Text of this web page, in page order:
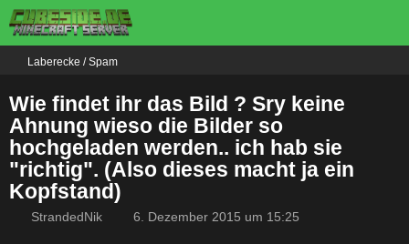
Laberecke / Spam
Wie findet ihr das Bild ? Sry keine
Ahnung wieso die Bilder so
hochgeladen werden.. ich hab sie
"richtig". (Also dieses macht ja ein
Kopfstand)
StrandedNik 6. Dezember 2015 um 15:25